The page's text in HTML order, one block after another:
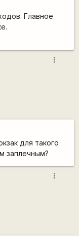
Главное
more_vert
для такого
заплечным?
more_vert